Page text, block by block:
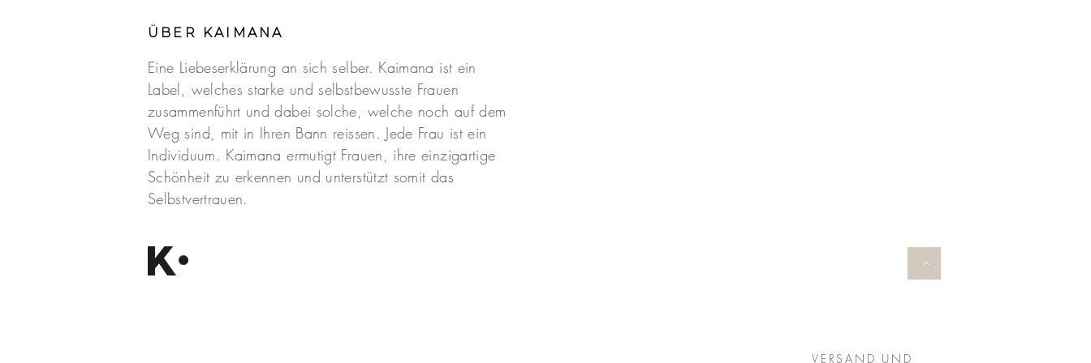
ÜBER KAIMANA
Eine Liebeserklärung an sich selber. Kaimana ist ein
Label, welches starke und selbstbewusste Frauen
zusammenführt und dabei solche, welche noch auf dem
Weg sind, mit in Ihren Bann reissen. Jede Frau ist ein
Individuum. Kaimana ermutigt Frauen, ihre einzigartige
Schönheit zu erkennen und unterstützt somit das
Selbstvertrauen.
VERSAND UND